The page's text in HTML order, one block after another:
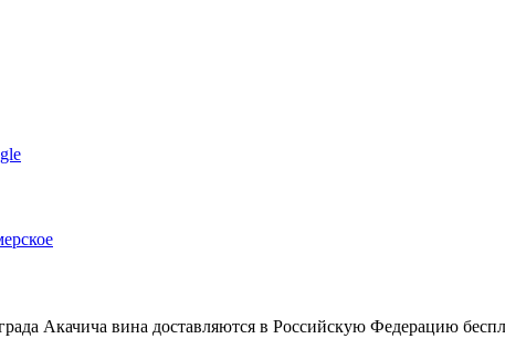
Акачича вина доставляются в Российскую Федерацию